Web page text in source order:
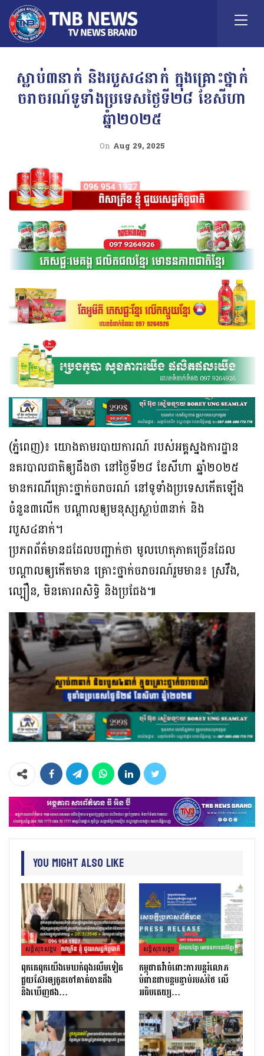
ស្លាប់៣នាក់ និងរបួស៤នាក់ ក្នុងគ្រោះថ្នាក់
ចរាចរណ៍ទូទាំងប្រទេសថ្ងៃទី២៨ ខែសីហា
ឆ្នំា២០២៥
On Aug 29, 2025
(ភ្នំពេញ)៖ យោងតាមរបាយការណ៍ របស់អគ្គស្នងការដ្ឋាន
នគរបាលជាតិឲ្យដឹងថា នៅថ្ងៃទី២៨ ខែសីហា ឆ្នាំ២០២៥
មានករណីគ្រោះថ្នាក់ចរាចរណ៍ នៅទូទាំងប្រទេសកើតឡើង
ចំនួន៣លើក បណ្ដាលឲ្យមនុស្សស្លាប់៣នាក់ និង
របួស៤នាក់។
ប្រភពព័ត៌មានដដែលបញ្ជាក់ថា មូលហេតុភាគច្រើនដែល
បណ្ដាលឲ្យកើតមាន គ្រោះថ្នាក់ចរាចរណ៍រួមមាន៖ ស្រវឹង,
ល្បឿន, មិនគោរពសិទិ្ធ និងប្រជែង៕
You Might Also Like
សន្តិសុខសង្គម
ពុកគេពុកយេីងមេឃកំពុងរលឹមទៀត​
ជួយស៊ែរឲ្យកូនចៅគាត់បានដឹង
និងឃេីញផង…
សន្តិសុខសង្គម
កម្ពុជាតវ៉ាចំពោះការបន្តរំលោភ
បំពានជាបន្តបន្ទាប់របស់ថៃ លើ
អធិបតេយ្យ…